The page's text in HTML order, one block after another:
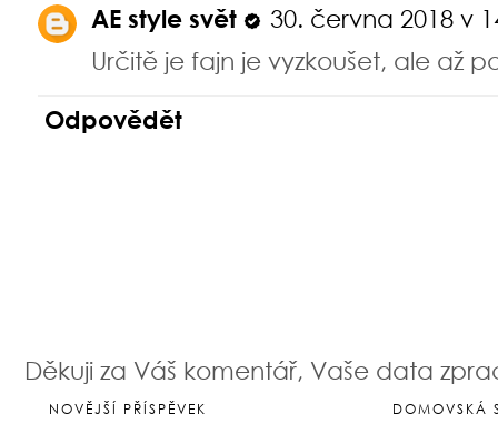
AE style svět
30. června 2018 v
Určitě je fajn je vyzkoušet, ale až
Odpovědět
Děkuji za Váš komentář, Vaše data
NOVĚJŠÍ PŘÍSPĚVEK DOMOVSKÁ